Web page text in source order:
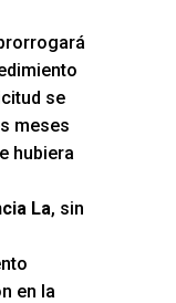
se
meses
hubiera
La, sin
en la